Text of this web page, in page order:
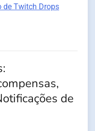
de Twitch Drops
de